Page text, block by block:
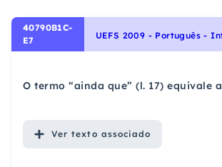
40790B1C-
E7
O termo “ainda que” (l. 17) equivale a
Ver texto associado